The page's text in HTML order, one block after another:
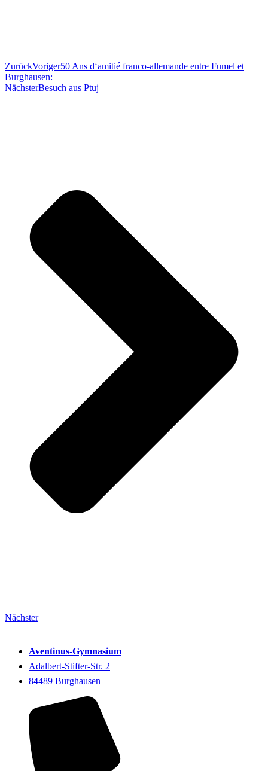
ZurückVoriger50 Ans d‘amitié franco-allemande entre Fumel et
Burghausen:
NächsterBesuch aus Ptuj
Nächster
Aventinus-Gymnasium
Adalbert-Stifter-Str. 2
84489 Burghausen